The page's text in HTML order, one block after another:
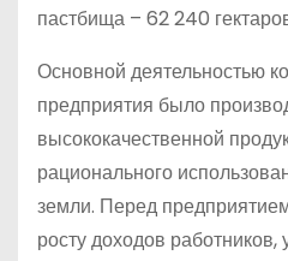
пастбища – 62 240
Основной деятельностью
предприятия было
высококачественной
рационального
земли. Перед
росту доходов